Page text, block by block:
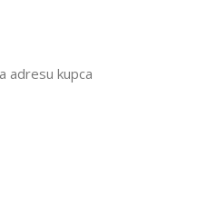
adresu kupca